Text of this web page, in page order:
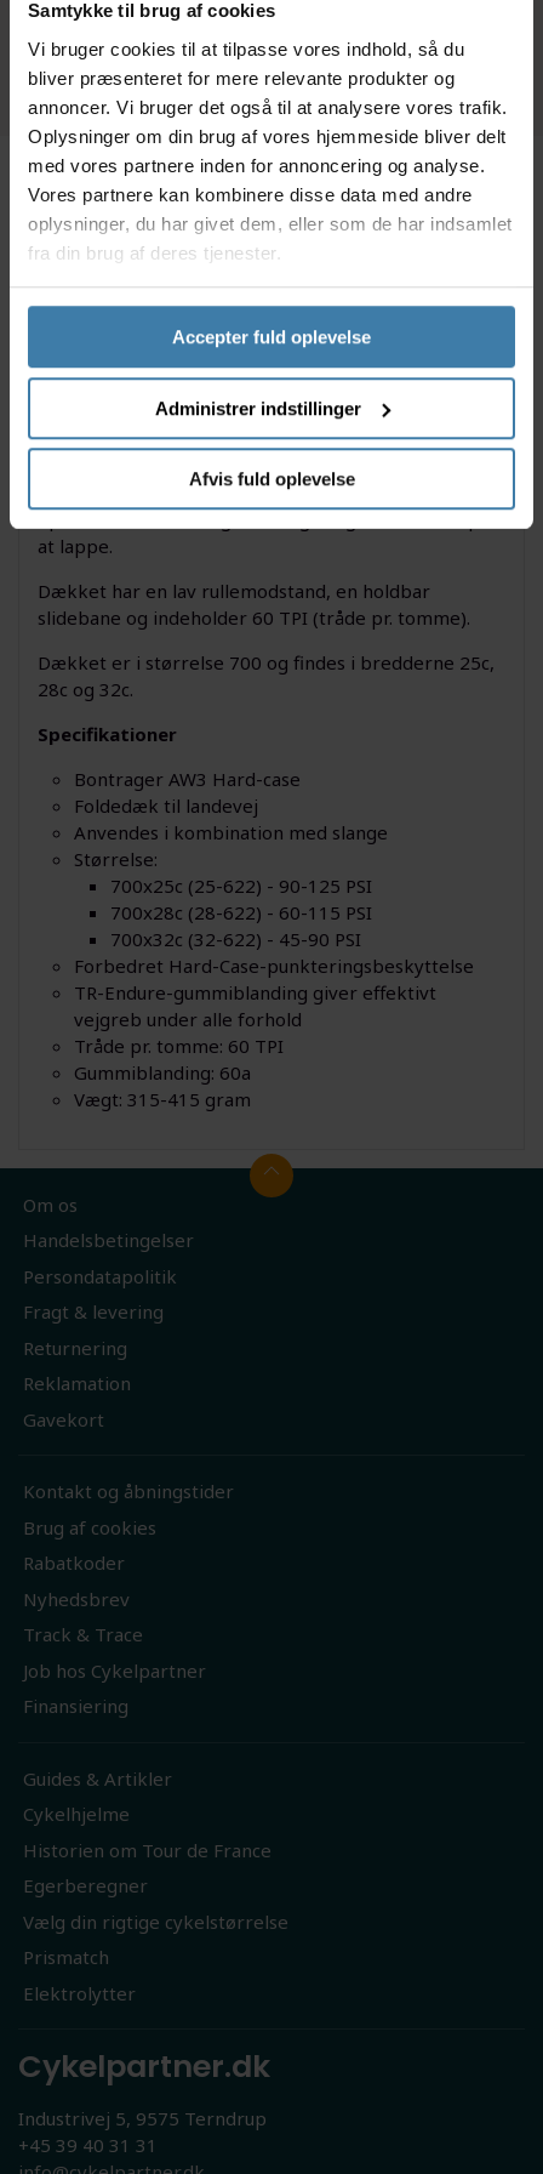
Samtykke til brug af cookies
Vi bruger cookies til at tilpasse vores indhold, så du
bliver præsenteret for mere relevante produkter og
annoncer. Vi bruger det også til at analysere vores trafik.
Oplysninger om din brug af vores hjemmeside bliver delt
med vores partnere inden for annoncering og analyse.
Vores partnere kan kombinere disse data med andre
oplysninger, du har givet dem, eller som de har indsamlet
fra din brug af deres tjenester.
Accepter fuld oplevelse
Administrer indstillinger
Afvis fuld oplevelse
+10 på lager
Beskrivelse Specifikationer
'AW3 Hard-Case' - Bontragers spritnye foldedæk til
landevejsryttere - er produceret i et særligt TR-
Endure-gummimateriale, som sikrer dig en stabil
køreoplevelse og godt vejgreb, under langt de fleste
AW3 er et robust landevejsdæk - og så har det
punkteringsbeskyttelser, som sikrer at du kan få flere
oplevelser i sadlen, og samtidig bruge mindre tid på
at lappe.
Dækket har en lav rullemodstand, en holdbar
slidebane og indeholder 60 TPI (tråde pr. tomme).
Dækket er i størrelse 700 og findes i bredderne 25c,
28c og 32c.
Specifikationer
Bontrager AW3 Hard-case
Foldedæk til landevej
Anvendes i kombination med slange
Størrelse:
700x25c (25-622) - 90-125 PSI
700x28c (28-622) - 60-115 PSI
700x32c (32-622) - 45-90 PSI
Forbedret Hard-Case-punkteringsbeskyttelse
TR-Endure-gummiblanding giver effektivt
vejgreb under alle forhold
Tråde pr. tomme: 60 TPI
Gummiblanding: 60a
Vægt: 315-415 gram
Om os
Handelsbetingelser
Persondatapolitik
Fragt & levering
Returnering
Reklamation
Gavekort
Kontakt og åbningstider
Brug af cookies
Rabatkoder
Nyhedsbrev
Track & Trace
Job hos Cykelpartner
Finansiering
Guides & Artikler
Cykelhjelme
Historien om Tour de France
Egerberegner
Vælg din rigtige cykelstørrelse
Prismatch
Elektrolytter
Cykelpartner.dk
Industrivej 5, 9575 Terndrup
+45 39 40 31 31